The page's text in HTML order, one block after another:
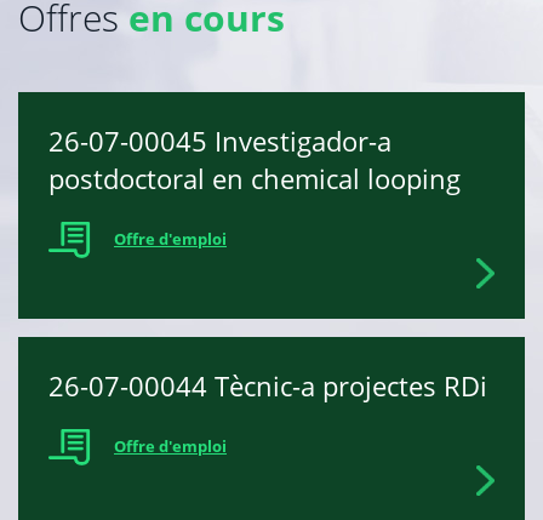
Offres en cours
26-07-00045 Investigador-a
postdoctoral en chemical looping
Offre d'emploi
26-07-00044 Tècnic-a projectes RDi
Offre d'emploi